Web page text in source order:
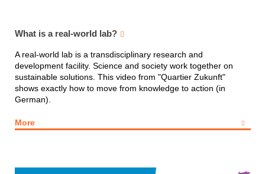
What is a real-world lab?
A real-world lab is a transdisciplinary research and
development facility. Science and society work together on
sustainable solutions. This video from "Quartier Zukunft"
shows exactly how to move from knowledge to action (in
German).
More